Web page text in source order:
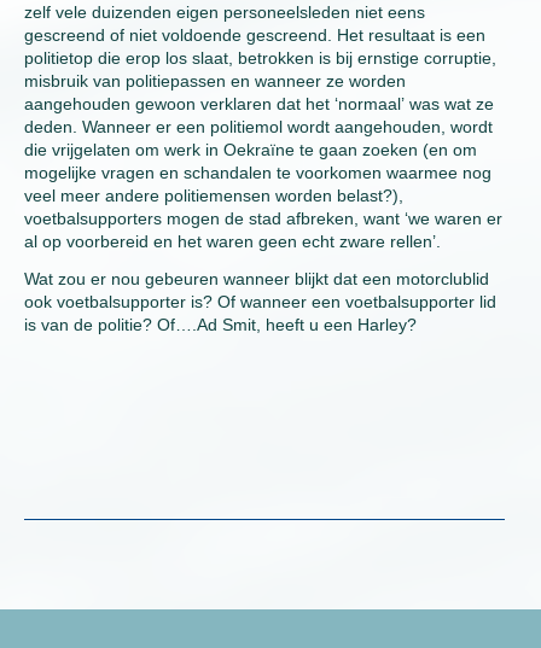
zelf vele duizenden eigen personeelsleden niet eens
gescreend of niet voldoende gescreend. Het resultaat is een
politietop die erop los slaat, betrokken is bij ernstige corruptie,
misbruik van politiepassen en wanneer ze worden
aangehouden gewoon verklaren dat het ‘normaal’ was wat ze
deden. Wanneer er een politiemol wordt aangehouden, wordt
die vrijgelaten om werk in Oekraïne te gaan zoeken (en om
mogelijke vragen en schandalen te voorkomen waarmee nog
veel meer andere politiemensen worden belast?),
voetbalsupporters mogen de stad afbreken, want ‘we waren er
al op voorbereid en het waren geen echt zware rellen’.
Wat zou er nou gebeuren wanneer blijkt dat een motorclublid
ook voetbalsupporter is? Of wanneer een voetbalsupporter lid
is van de politie? Of….Ad Smit, heeft u een Harley?